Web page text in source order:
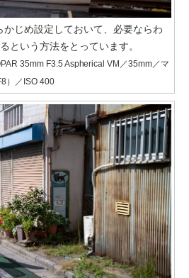
じめ設定しておいて、必要ならわ
という方法をとっています。
35mm F3.5 Aspherical VM／35mm／マ
）／ISO 400